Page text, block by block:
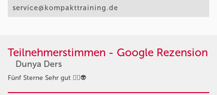
service@kompakttraining.de
Teilnehmerstimmen - Google Rezension
Dunya Ders
Fünf Sterne Sehr gut 👍🏻👽